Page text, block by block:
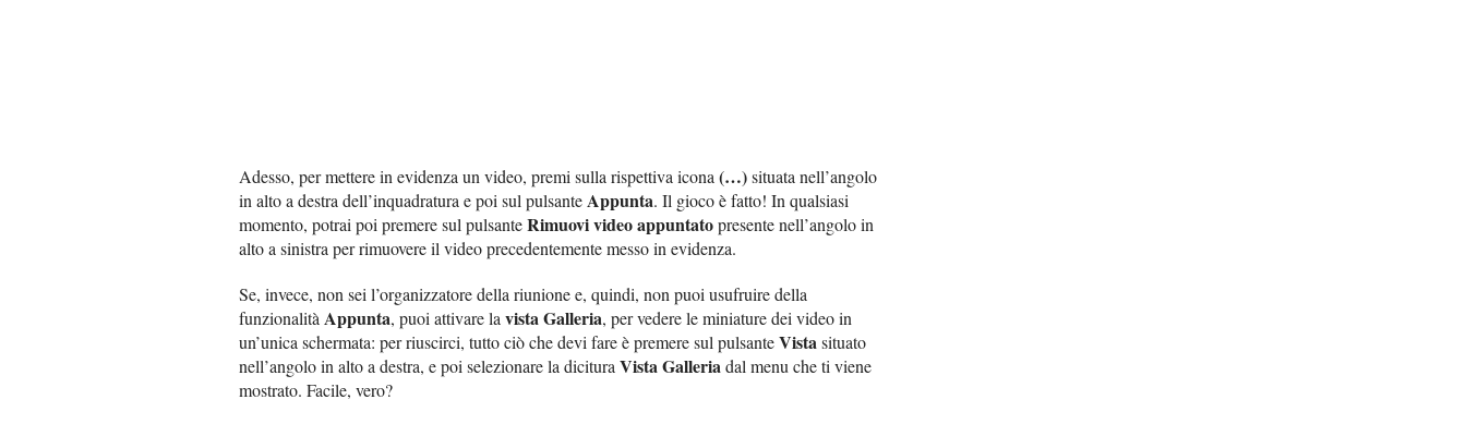
Adesso, per mettere in evidenza un video, premi sulla rispettiva icona (…)situata nell’angolo
in alto a destra dell’inquadratura e poi sul pulsanteAppunta. Il gioco è fatto! In qualsiasi
momento, potrai poi premere sul pulsanteRimuovi video appuntatopresente nell’angolo in
alto a sinistra per rimuovere il video precedentemente messo in evidenza.
Se, invece, non sei l’organizzatore della riunione e, quindi, non puoi usufruire della
funzionalità Appunta, puoi attivare la vista Galleria, per vedere le miniature dei video in
un’unica schermata: per riuscirci, tutto ciò che devi fare è premere sul pulsanteVistasituato
nell’angolo in alto a destra, e poi selezionare la dicitura Vista Galleriadal menu che ti viene
mostrato. Facile, vero?